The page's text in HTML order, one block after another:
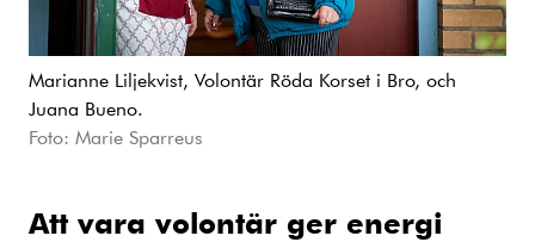
Marianne Liljekvist, Volontär Röda Korset i Bro, och
Juana Bueno.
Foto: Marie Sparreus
Att vara volontär ger energi